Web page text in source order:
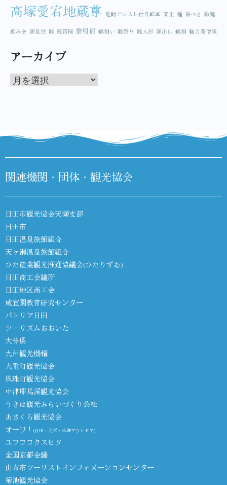
高塚愛宕地蔵尊 電動アシスト付自転車 音楽 麺 餅つき 順延
飲み会 顔見世 雛 鼓笛隊 黎明館 鵜飼い 雛祭り 雛人形 顔出し 鵜飼 魅力発信隊
アーカイブ
関連機関・団体・観光協会
日田市観光協会天瀬支部
日田市
日田温泉旅館組合
天ヶ瀬温泉旅館組合
ひた産業観光推進協議会(ひたりずむ)
日田商工会議所
日田地区商工会
咸宜園教育研究センター
パトリア日田
ツーリズムおおいた
大分県
九州観光機構
九重町観光協会
玖珠町観光協会
中津耶馬渓観光協会
うきは観光みらいづくり公社
あさくら観光協会
オーワ！ (日田・九重・玖珠アウトドア)
ユフココクスヒタ
全国京都会議
由布市ツーリストインフォメーションセンター
菊池観光協会